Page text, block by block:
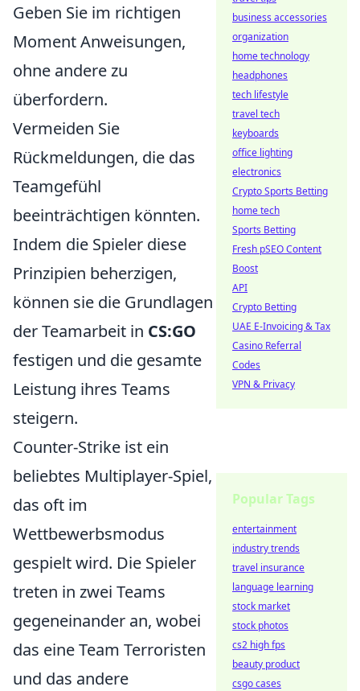
Geben Sie im richtigen
Moment Anweisungen,
ohne andere zu
überfordern.
Vermeiden Sie
Rückmeldungen, die das
Teamgefühl
beeinträchtigen könnten.
Indem die Spieler diese
Prinzipien beherzigen,
können sie die Grundlagen
der Teamarbeit in CS:GO
festigen und die gesamte
Leistung ihres Teams
steigern.
Counter-Strike ist ein
beliebtes Multiplayer-Spiel,
das oft im
Wettbewerbsmodus
gespielt wird. Die Spieler
treten in zwei Teams
gegeneinander an, wobei
das eine Team Terroristen
und das andere
business accessories
organization
home technology
headphones
tech lifestyle
travel tech
keyboards
office lighting
electronics
Crypto Sports Betting
home tech
Sports Betting
Fresh pSEO Content
Boost
API
Crypto Betting
UAE E-Invoicing & Tax
Casino Referral
Codes
VPN & Privacy
Popular Tags
entertainment
industry trends
travel insurance
language learning
stock market
stock photos
cs2 high fps
beauty product
csgo cases